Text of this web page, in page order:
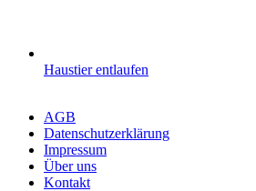
Haustier entlaufen
AGB
Datenschutzerklärung
Impressum
Über uns
Kontakt